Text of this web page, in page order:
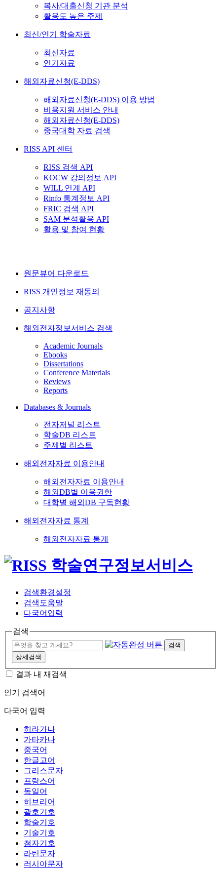
복사/대출신청 기관 분석
활용도 높은 주제
최신/인기 학술자료
최신자료
인기자료
해외자료신청(E-DDS)
해외자료신청(E-DDS) 이용 방법
비용지원 서비스 안내
해외자료신청(E-DDS)
중국대학 자료 검색
RISS API 센터
RISS 검색 API
KOCW 강의정보 API
WILL 연계 API
Rinfo 통계정보 API
FRIC 검색 API
SAM 분석활용 API
활용 및 참여 현황
원문뷰어 다운로드
RISS 개인정보 재동의
공지사항
해외전자정보서비스 검색
Academic Journals
Ebooks
Dissertations
Conference Materials
Reviews
Reports
Databases & Journals
전자저널 리스트
학술DB 리스트
주제별 리스트
해외전자자료 이용안내
해외전자자료 이용안내
해외DB별 이용권한
대학별 해외DB 구독현황
해외전자자료 통계
해외전자자료 통계
검색환경설정
검색도움말
다국어입력
검색
검색
상세검색
결과 내 재검색
인기 검색어
다국어 입력
히라가나
가타카나
중국어
한글고어
그리스문자
프랑스어
독일어
히브리어
괄호기호
학술기호
기술기호
첨자기호
라틴문자
러시아문자